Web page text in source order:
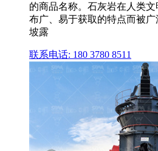
的商品名称。石灰岩在人类
布广、易于获取的特点而被
坡露
联系电话: 180 3780 8511